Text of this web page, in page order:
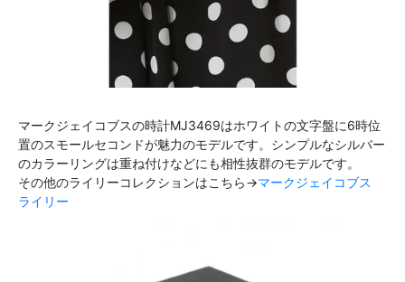
マークジェイコブスの時計MJ3469はホワイトの文字盤に6時位
置のスモールセコンドが魅力のモデルです。シンプルなシルバー
のカラーリングは重ね付けなどにも相性抜群のモデルです。
その他のライリーコレクションはこちら→マークジェイコブス
ライリー